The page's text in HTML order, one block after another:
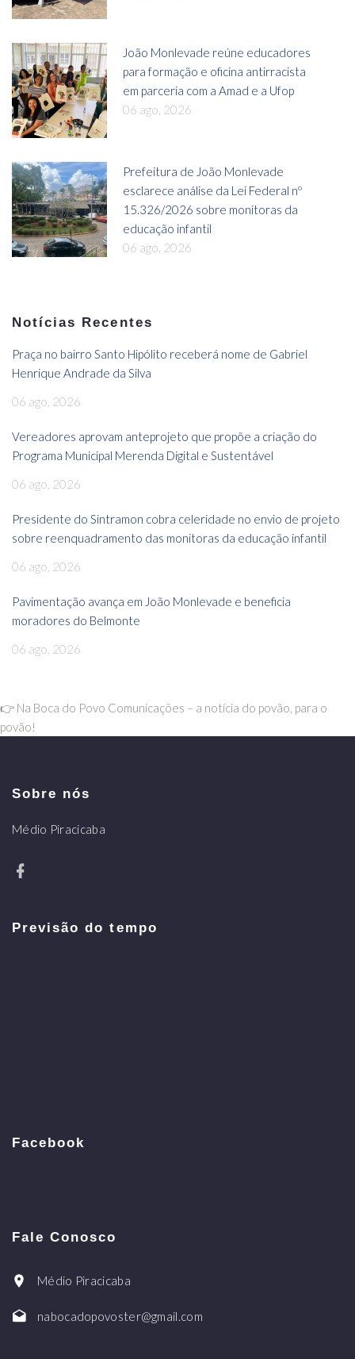
João Monlevade reúne educadores
para formação e oficina antirracista
em parceria com a Amad e a Ufop
06 ago, 2026
Prefeitura de João Monlevade
esclarece análise da Lei Federal nº
15.326/2026 sobre monitoras da
educação infantil
06 ago, 2026
Notícias Recentes
Praça no bairro Santo Hipólito receberá nome de Gabriel
Henrique Andrade da Silva
06 ago, 2026
Vereadores aprovam anteprojeto que propõe a criação do
Programa Municipal Merenda Digital e Sustentável
06 ago, 2026
Presidente do Sintramon cobra celeridade no envio de projeto
sobre reenquadramento das monitoras da educação infantil
06 ago, 2026
Pavimentação avança em João Monlevade e beneficia
moradores do Belmonte
06 ago, 2026
👉 Na Boca do Povo Comunicações – a notícia do povão, para o
povão!
Sobre nós
Médio Piracicaba
Previsão do tempo
Facebook
Fale Conosco
Médio Piracicaba
nabocadopovoster@gmail.com